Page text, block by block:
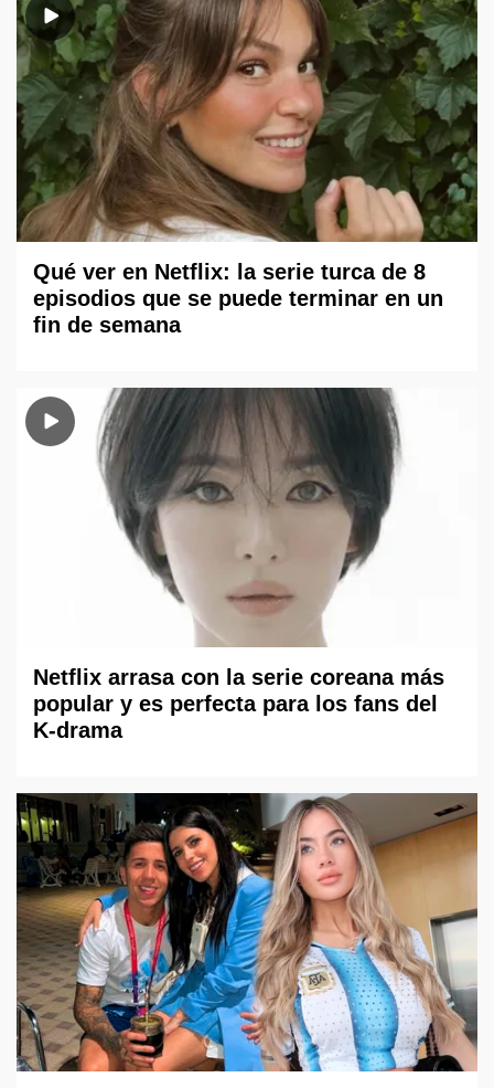
Qué ver en Netflix: la serie turca de 8
episodios que se puede terminar en un
fin de semana
Netflix arrasa con la serie coreana más
popular y es perfecta para los fans del
K-drama